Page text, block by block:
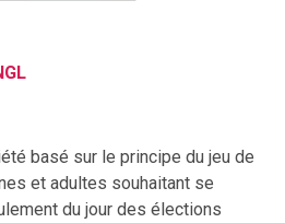
basé sur le principe du jeu de
et adultes souhaitant se
du jour des élections